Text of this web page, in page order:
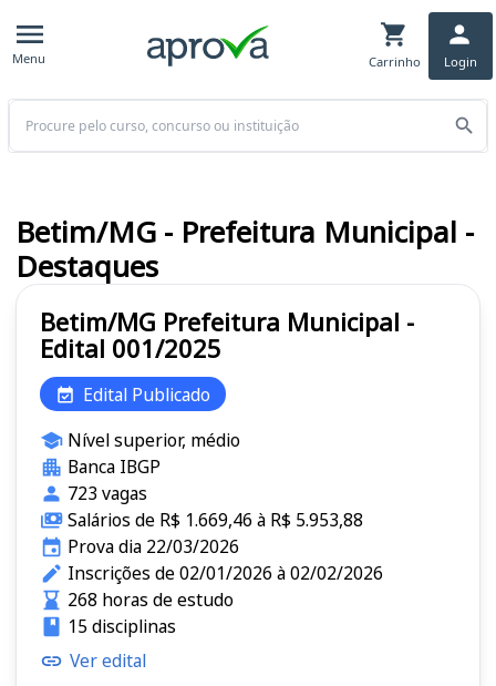
Menu Carrinho Login
Buscar
Betim/MG Prefeitura Municipal -
Edital 001/2025
Edital Publicado
Nível superior, médio
Banca IBGP
723 vagas
Salários de R$ 1.669,46 à R$ 5.953,88
Prova dia 22/03/2026
Inscrições de 02/01/2026 à 02/02/2026
268 horas de estudo
15 disciplinas
Ver edital
Betim/MG - Prefeitura Municipal -
Destaques